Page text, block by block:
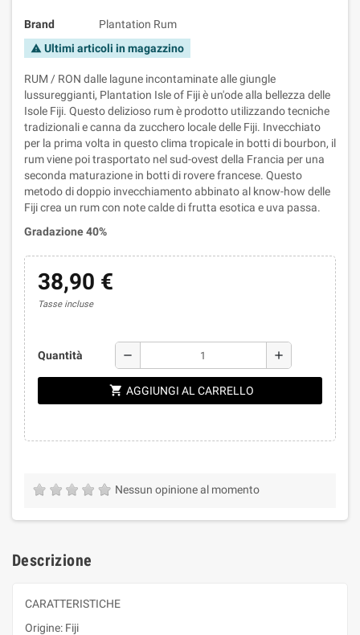
Brand Plantation Rum
warning Ultimi articoli in magazzino
RUM / RON dalle lagune incontaminate alle giungle
lussureggianti, Plantation Isle of Fiji è un'ode alla bellezza delle
Isole Fiji. Questo delizioso rum è prodotto utilizzando tecniche
tradizionali e canna da zucchero locale delle Fiji. Invecchiato
per la prima volta in questo clima tropicale in botti di bourbon, il
rum viene poi trasportato nel sud-ovest della Francia per una
seconda maturazione in botti di rovere francese. Questo
metodo di doppio invecchiamento abbinato al know-how delle
Fiji crea un rum con note calde di frutta esotica e uva passa.
Gradazione 40%
38,90 €
Tasse incluse
Quantità remove add
shopping_cart AGGIUNGI AL CARRELLO
Nessun opinione al momento
Descrizione
CARATTERISTICHE
Origine: Fiji